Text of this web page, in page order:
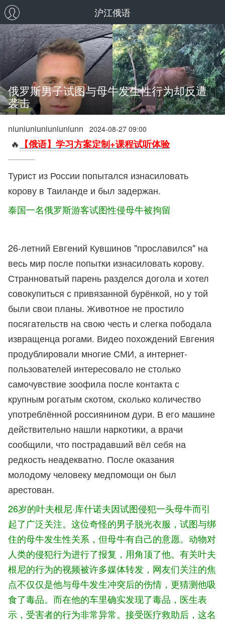
沪江俄语
俄罗斯男子试图与母牛发生性行为却反遭
袭击
niuniuniuniuniuniunn 2024-08-27 09:00
🔥 【俄语】学习方案定制+课程试听体验
Турист из России попытался изнасиловать
корову в Таиланде и был задержан.
泰国一名俄罗斯游客试图性侵母牛被拘留
26-летний Евгений Кувшинов "прославился" на
весь мир после попытки изнасиловать корову.
Странноватый парень разделся догола и хотел
совокупиться с привязанной бурёнкой, но у той
были свои планы. Животное не простило
посягательств на свою честь и слегка пободала
извращенца рогами. Видео похождений Евгения
продублировали многие СМИ, а интернет-
пользователей интересовало не столько
самочувствие зоофила после контакта с
крупным рогатым скотом, сколько количество
употреблённой россиянином дури. В его машине
действительно нашли наркотики, а врачи
сообщили, что пострадавший вёл себя на
редкость неадекватно. После оказания
молодому человеку медпомощи он был
арестован.
26岁的叶夫根尼·库什诺夫因试图侵犯一头母牛而引
起了广泛关注。这位奇怪的男子脱光衣服，试图与绑
住的母牛发生性关系，但母牛有自己的意愿。动物对
人类的侵犯行为进行了报复，用角顶了他。有关叶夫
根尼的行为的视频被许多媒体转发，网友们关注的焦
点不仅仅是他与母牛发生冲突后的伤情，更猜测他吸
食了毒品。而在他的车里确实发现了毒品，医生表
示，受害者的行为非常异常。接受医疗救助后，这名